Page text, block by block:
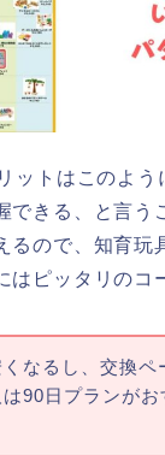
ットはこのよう
できる、と言う
るので、知育玩
はピッタリのコ
なるし、交換ペ
90日プランがお